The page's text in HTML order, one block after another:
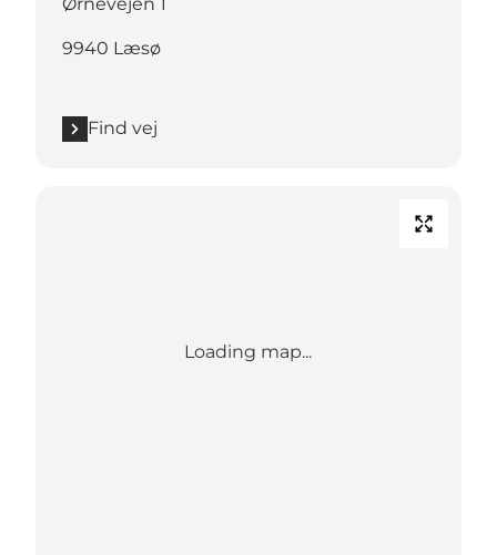
Ørnevejen 1
9940 Læsø
Find vej
Loading map...